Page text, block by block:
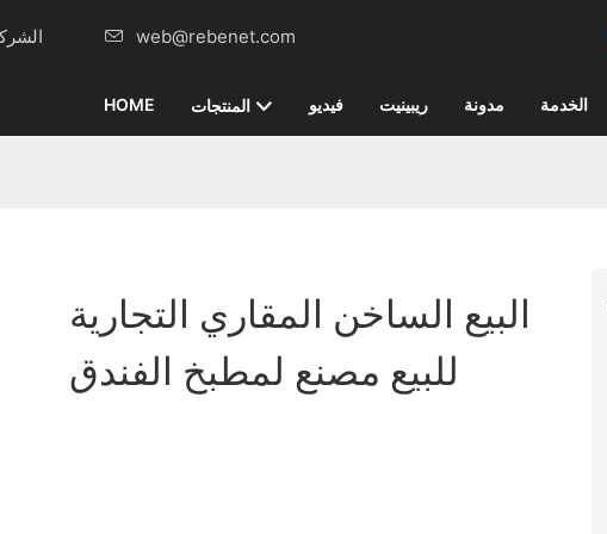
web@rebenet.com
HOME المنتجات فيديو ريبينيت مدونة الخدمة
البيع الساخن المقاري التجارية
للبيع مصنع لمطبخ الفندق